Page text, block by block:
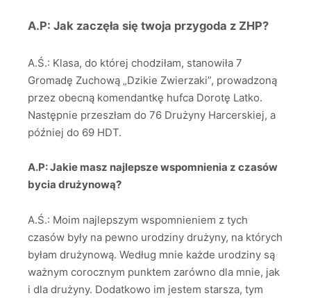
A.P: Jak zaczęła się twoja przygoda z ZHP?
A.Ś.: Klasa, do której chodziłam, stanowiła 7
Gromadę Zuchową „Dzikie Zwierzaki”, prowadzoną
przez obecną komendantkę hufca Dorotę Latko.
Następnie przeszłam do 76 Drużyny Harcerskiej, a
później do 69 HDT.
A.P: Jakie masz najlepsze wspomnienia z czasów
bycia drużynową?
A.Ś.: Moim najlepszym wspomnieniem z tych
czasów były na pewno urodziny drużyny, na których
byłam drużynową. Według mnie każde urodziny są
ważnym corocznym punktem zarówno dla mnie, jak
i dla drużyny. Dodatkowo im jestem starsza, tym